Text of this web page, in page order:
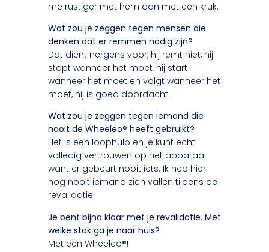
me rustiger met hem dan met een kruk.
Wat zou je zeggen tegen mensen die
denken dat er remmen nodig zijn?
Dat dient nergens voor, hij remt niet, hij
stopt wanneer het moet, hij start
wanneer het moet en volgt wanneer het
moet, hij is goed doordacht.
Wat zou je zeggen tegen iemand die
nooit de Wheeleo® heeft gebruikt?
Het is een loophulp en je kunt echt
volledig vertrouwen op het apparaat
want er gebeurt nooit iets. Ik heb hier
nog nooit iemand zien vallen tijdens de
revalidatie.
Je bent bijna klaar met je revalidatie. Met
welke stok ga je naar huis?
Met een Wheeleo®!